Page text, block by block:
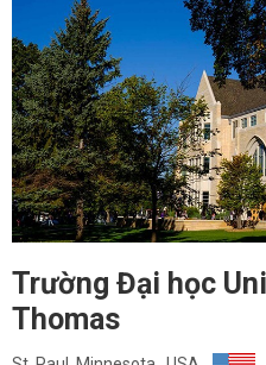
Trường Đại học
Thomas